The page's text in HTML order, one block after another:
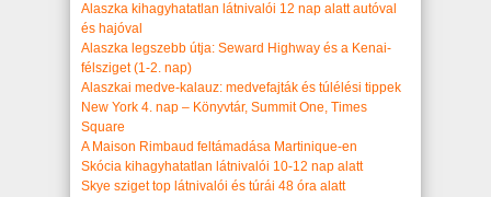
Alaszka kihagyhatatlan látnivalói 12 nap alatt autóval
és hajóval
Alaszka legszebb útja: Seward Highway és a Kenai-
félsziget (1-2. nap)
Alaszkai medve-kalauz: medvefajták és túlélési tippek
New York 4. nap – Könyvtár, Summit One, Times
Square
A Maison Rimbaud feltámadása Martinique-en
Skócia kihagyhatatlan látnivalói 10-12 nap alatt
Skye sziget top látnivalói és túrái 48 óra alatt